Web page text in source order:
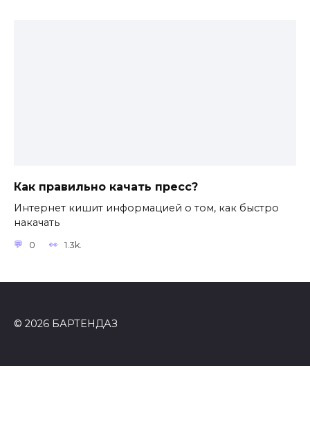
Как правильно качать пресс?
Интернет кишит информацией о том, как быстро
накачать
0 1.3k.
© 2026 БАРТЕНДАЗ